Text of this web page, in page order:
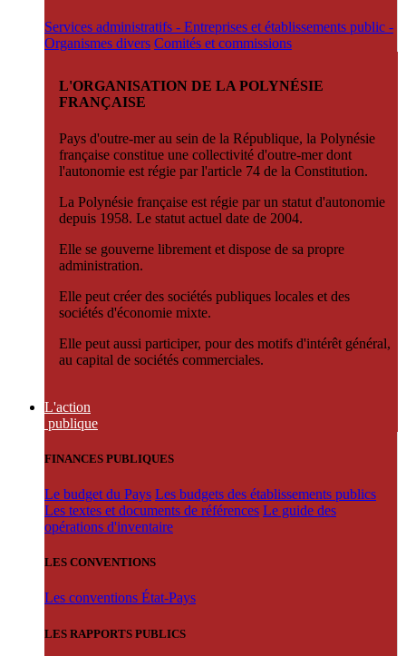
Services administratifs - Entreprises et établissements public -
Organismes divers Comités et commissions
L'ORGANISATION DE LA POLYNÉSIE
FRANÇAISE
Pays d'outre-mer au sein de la République, la Polynésie
française constitue une collectivité d'outre-mer dont
l'autonomie est régie par l'article 74 de la Constitution.
La Polynésie française est régie par un statut d'autonomie
depuis 1958. Le statut actuel date de 2004.
Elle se gouverne librement et dispose de sa propre
administration.
Elle peut créer des sociétés publiques locales et des
sociétés d'économie mixte.
Elle peut aussi participer, pour des motifs d'intérêt général,
au capital de sociétés commerciales.
L'action
publique
FINANCES PUBLIQUES
Le budget du Pays Les budgets des établissements publics
Les textes et documents de références Le guide des
opérations d'inventaire
LES CONVENTIONS
Les conventions État-Pays
LES RAPPORTS PUBLICS